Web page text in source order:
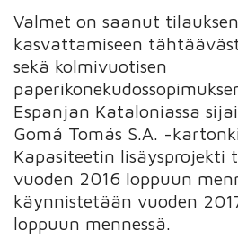
Valmet on saanut
kasvattamiseen
sekä kolmivuotisen
Espanjan Kataloniassa
Gomá Tomás S.A. -
Kapasiteetin lisäysprojekti
vuoden 2016 loppuun
käynnistetään vuoden
loppuun mennessä.